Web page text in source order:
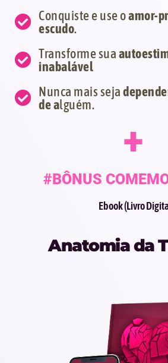
Conquiste e use oamor-
escudo.
Transforme sua
inabalável
Nunca mais seja
de alguém.
+
#BÔNUS
Ebook (Livro
Anatomia da